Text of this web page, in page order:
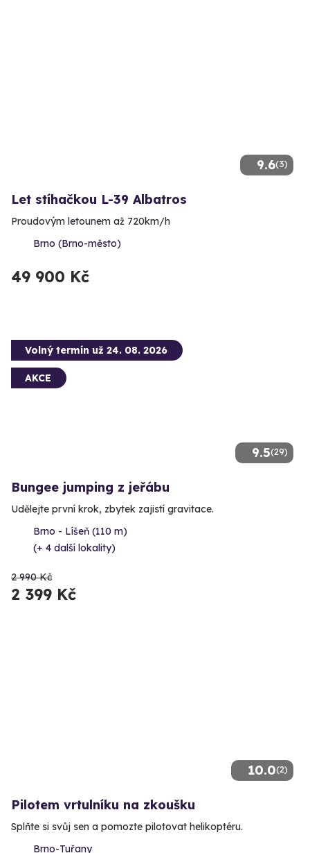
9.6(3)
Let stíhačkou L-39 Albatros
Proudovým letounem až 720km/h
Brno (Brno-město)
49 900 Kč
9.5(29)
Volný termín už 24. 08. 2026
AKCE
Bungee jumping z jeřábu
Udělejte první krok, zbytek zajistí gravitace.
Brno - Líšeň (110 m)
(+ 4 další lokality)
2 990 Kč
2 399 Kč
10.0(2)
Pilotem vrtulníku na zkoušku
Splňte si svůj sen a pomozte pilotovat helikoptéru.
Brno-Tuřany